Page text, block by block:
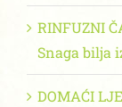
RINFUZNI
Snaga bilja
DOMAĆI